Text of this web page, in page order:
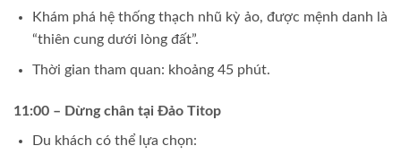
Khám phá hệ thống thạch nhũ kỳ ảo, được mệnh danh là
“thiên cung dưới lòng đất”.
Thời gian tham quan: khoảng 45 phút.
11:00 – Dừng chân tại Đảo Titop
Du khách có thể lựa chọn: